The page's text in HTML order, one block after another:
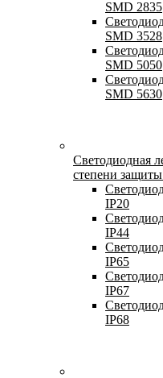
SMD 2835
SMD 3528
SMD 5050
SMD 5630
Светодиодная
степени
IP20
IP44
IP65
IP67
IP68